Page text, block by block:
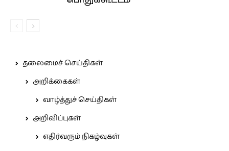
தலைமைச் செய்திகள்
அறிக்கைகள்
வாழ்த்துச் செய்திகள்
அறிவிப்புகள்
எதிர்வரும் நிகழ்வுகள்